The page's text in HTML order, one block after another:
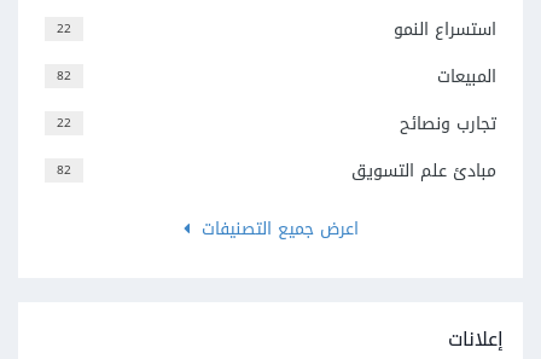
22 استسراع النمو
82 المبيعات
22 تجارب ونصائح
82
مبادئ علم التسويق
اعرض جميع التصنيفات
إعلانات